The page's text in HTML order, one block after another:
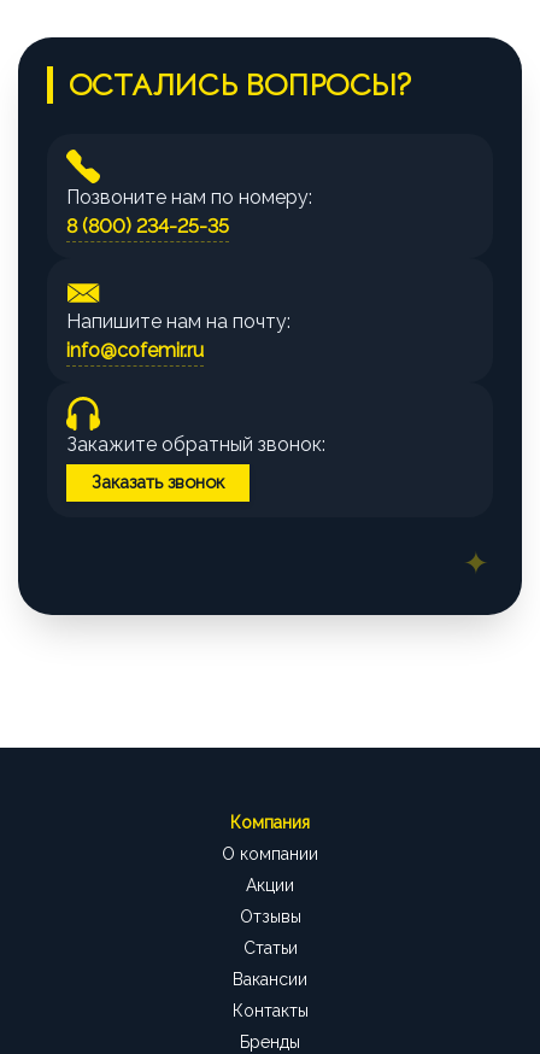
ОСТАЛИСЬ ВОПРОСЫ?
Позвоните нам по номеру:
8 (800) 234-25-35
Напишите нам на почту:
info@cofemir.ru
Закажите обратный звонок:
Заказать звонок
Компания
О компании
Акции
Отзывы
Статьи
Вакансии
Контакты
Бренды